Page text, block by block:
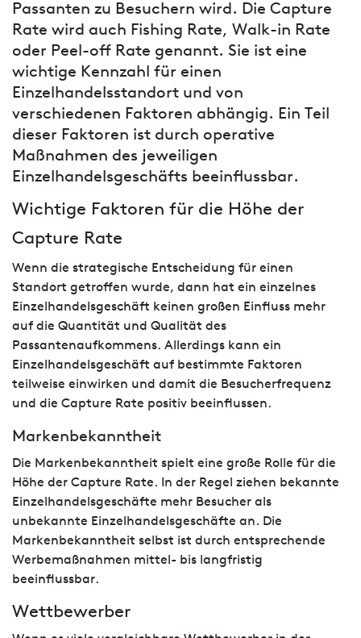
Passanten zu Besuchern wird. Die Capture
Rate wird auch Fishing Rate, Walk-in Rate
oder Peel-off Rate genannt. Sie ist eine
wichtige Kennzahl für einen
Einzelhandelsstandort und von
verschiedenen Faktoren abhängig. Ein Teil
dieser Faktoren ist durch operative
Maßnahmen des jeweiligen
Einzelhandelsgeschäfts beeinflussbar.
Wichtige Faktoren für die Höhe der
Capture Rate
Wenn die strategische Entscheidung für einen
Standort getroffen wurde, dann hat ein einzelnes
Einzelhandelsgeschäft keinen großen Einfluss mehr
auf die Quantität und Qualität des
Passantenaufkommens. Allerdings kann ein
Einzelhandelsgeschäft auf bestimmte Faktoren
teilweise einwirken und damit die Besucherfrequenz
und die Capture Rate positiv beeinflussen.
Markenbekanntheit
Die Markenbekanntheit spielt eine große Rolle für die
Höhe der Capture Rate. In der Regel ziehen bekannte
Einzelhandelsgeschäfte mehr Besucher als
unbekannte Einzelhandelsgeschäfte an. Die
Markenbekanntheit selbst ist durch entsprechende
Werbemaßnahmen mittel- bis langfristig
beeinflussbar.
Wettbewerber